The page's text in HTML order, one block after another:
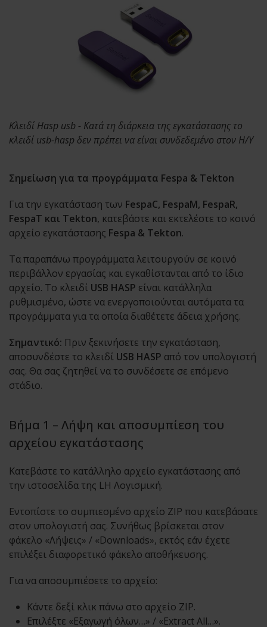
Κλειδί Hasp usb - Κατά τη διάρκεια της εγκατάστασης το
κλειδί usb-hasp δεν πρέπει να είναι συνδεδεμένο στον Η/Υ
Σημείωση για τα προγράμματα Fespa & Tekton
Για την εγκατάσταση των FespaC, FespaM, FespaR,
FespaT και Tekton, κατεβάστε και εκτελέστε το κοινό
αρχείο εγκατάστασης Fespa & Tekton.
Τα παραπάνω προγράμματα λειτουργούν σε κοινό
περιβάλλον εργασίας και εγκαθίστανται από το ίδιο
αρχείο. Το κλειδί USB HASP είναι κατάλληλα
ρυθμισμένο, ώστε να ενεργοποιούνται αυτόματα τα
προγράμματα για τα οποία διαθέτετε άδεια χρήσης.
Σημαντικό: Πριν ξεκινήσετε την εγκατάσταση,
αποσυνδέστε το κλειδί USB HASP από τον υπολογιστή
σας. Θα σας ζητηθεί να το συνδέσετε σε επόμενο
στάδιο.
Βήμα 1 – Λήψη και αποσυμπίεση του
αρχείου εγκατάστασης
Κατεβάστε το κατάλληλο αρχείο εγκατάστασης από
την ιστοσελίδα της LH Λογισμική.
Εντοπίστε το συμπιεσμένο αρχείο ZIP που κατεβάσατε
στον υπολογιστή σας. Συνήθως βρίσκεται στον
φάκελο «Λήψεις» / «Downloads», εκτός εάν έχετε
επιλέξει διαφορετικό φάκελο αποθήκευσης.
Για να αποσυμπιέσετε το αρχείο:
Κάντε δεξί κλικ πάνω στο αρχείο ZIP.
Επιλέξτε «Εξαγωγή όλων…» / «Extract All…».